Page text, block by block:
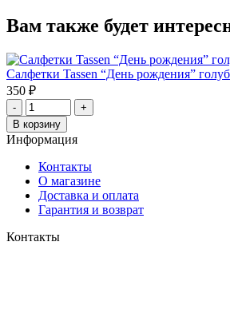
Вам также будет
Салфетки Tassen “День рождения”
350 ₽
-
+
В корзину
Информация
Контакты
О магазине
Доставка и оплата
Гарантия и возврат
Контакты